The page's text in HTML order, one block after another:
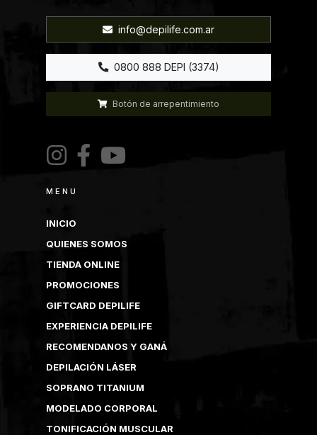
info@depilife.com.ar
0800 888 DEPI (3374)
Botón de arrepentimiento
MENU
INICIO
QUIENES SOMOS
TIENDA ONLINE
PROMOCIONES
GIFTCARD DEPILIFE
EXPERIENCIA DEPILIFE
RECOMENDANOS Y GANÁ
DEPILACIÓN LÁSER
SOPRANO TITANIUM
MODELADO CORPORAL
TONIFICACIÓN MUSCULAR